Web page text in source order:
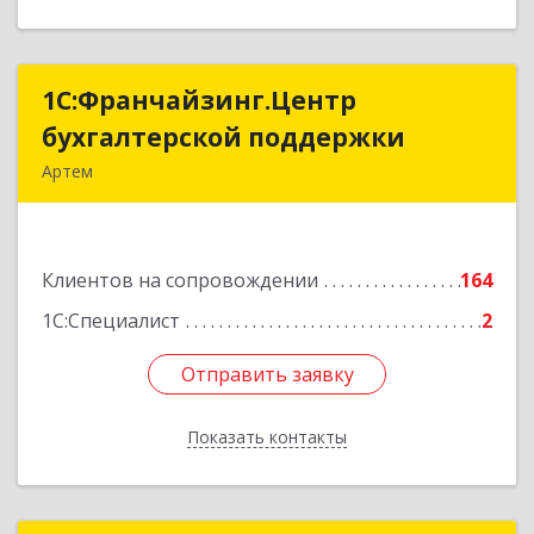
1С:Франчайзинг.Центр
бухгалтерской поддержки
Артем
Клиентов на сопровождении
164
1С:Специалист
2
Отправить заявку
Показать контакты
1С:Франчайзинг.Центр
бухгалтерской поддержки
Подробнее
Отправить заявку
Назад